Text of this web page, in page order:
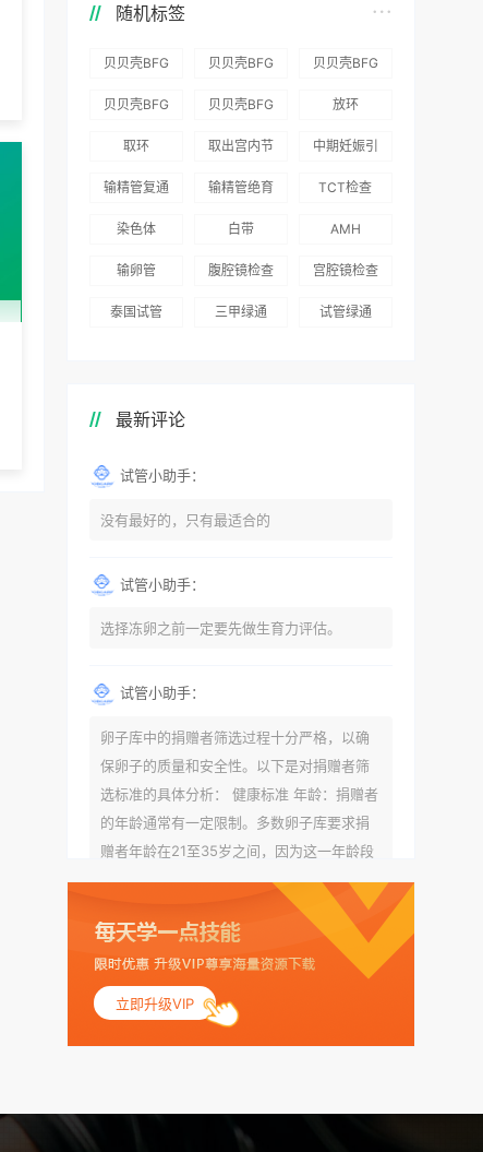
随机标签
贝贝壳BFG
坦就诊患者
贝贝壳BFG
96.3%，“医
得分最高
贝贝壳BFG
划”：抱娃
贝贝壳BFG
资源库志愿
贝贝壳BFG
海外辅助生
放环
取环
取出宫内节
中期妊娠引
输精管复通
输精管绝育
TCT检查
染色体 白带 AMH
输卵管 腹腔镜检查 宫腔镜检查
泰国试管 三甲绿通 试管绿通
最新评论
试管小助手：
没有最好的，只有最适合的
试管小助手：
选择冻卵之前一定要先做生育力评估。
试管小助手：
卵子库中的捐赠者筛选过程十分严格，以确
保卵子的质量和安全性。以下是对捐赠者筛
选标准的具体分析： 健康标准 年龄：捐赠者
的年龄通常有一定限制。多数卵子库要求捐
赠者年龄在21至35岁之间，因为这一年龄段
女性的卵子质量相对较高。不过，不同卵子
库的具体年龄要求可能有所不同。 身体质量
指数（BMI）：捐赠者的BMI通常需要在正常
范围内，以确保其身体健康状况良好。过高
的BMI可能与多种健康问题相关联，包括不孕
症和妊娠并发症。 生殖健康：捐赠者需要有
规律的月经期，无生殖障碍或异常问题。此
赠者及其家庭成员需要无严重的遗传病史、
立即升级VIP